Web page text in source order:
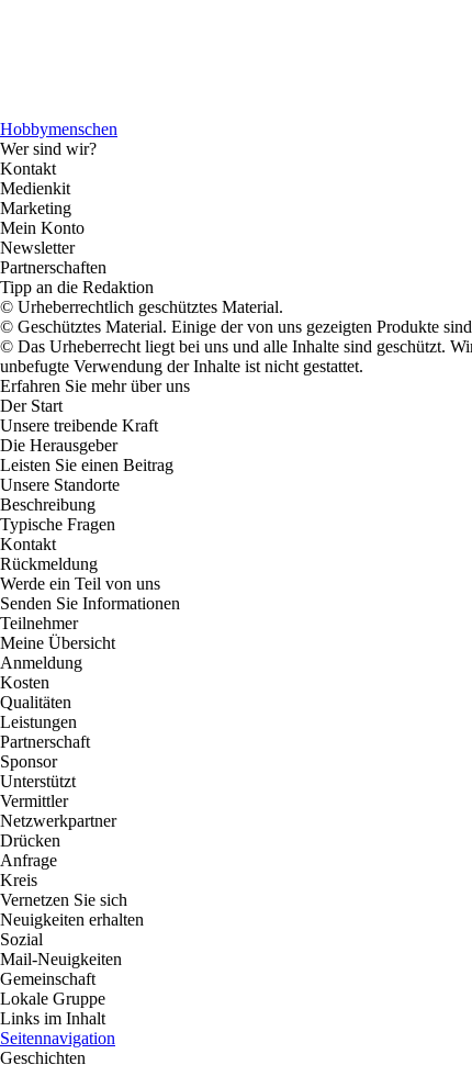
Hobbymenschen
Wer sind wir?
Kontakt
Medienkit
Marketing
Mein Konto
Newsletter
Partnerschaften
Tipp an die Redaktion
© Urheberrechtlich geschütztes Material.
© Geschütztes Material. Einige der von uns gezeigten Produkte
© Das Urheberrecht liegt bei uns und alle Inhalte sind geschützt.
unbefugte Verwendung der Inhalte ist nicht gestattet.
Erfahren Sie mehr über uns
Der Start
Unsere treibende Kraft
Die Herausgeber
Leisten Sie einen Beitrag
Unsere Standorte
Beschreibung
Typische Fragen
Kontakt
Rückmeldung
Werde ein Teil von uns
Senden Sie Informationen
Teilnehmer
Meine Übersicht
Anmeldung
Kosten
Qualitäten
Leistungen
Partnerschaft
Sponsor
Unterstützt
Vermittler
Netzwerkpartner
Drücken
Anfrage
Kreis
Vernetzen Sie sich
Neuigkeiten erhalten
Sozial
Mail-Neuigkeiten
Gemeinschaft
Lokale Gruppe
Links im Inhalt
Seitennavigation
Geschichten